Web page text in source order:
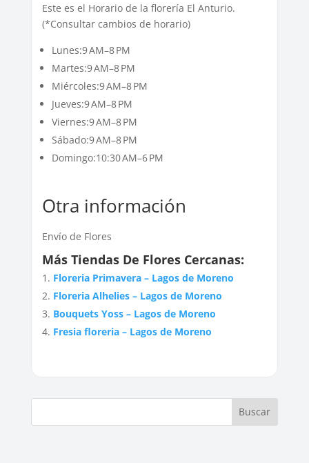
Este es el Horario de la florería El Anturio.
(*Consultar cambios de horario)
Lunes:9 AM–8 PM
Martes:9 AM–8 PM
Miércoles:9 AM–8 PM
Jueves:9 AM–8 PM
Viernes:9 AM–8 PM
Sábado:9 AM–8 PM
Domingo:10:30 AM–6 PM
Otra información
Envío de Flores
Más Tiendas De Flores Cercanas:
Floreria Primavera – Lagos de Moreno
Floreria Alhelies – Lagos de Moreno
Bouquets Yoss – Lagos de Moreno
Fresia floreria – Lagos de Moreno
Buscar